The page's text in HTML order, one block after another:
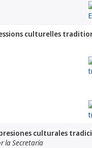
culturelles
culturales
la Secretaría